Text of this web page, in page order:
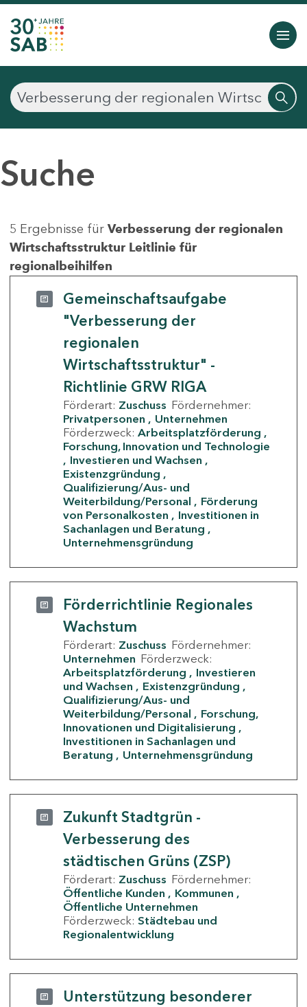
Suche
5 Ergebnisse für Verbesserung der regionalen
Wirtschaftsstruktur Leitlinie für
regionalbeihilfen
Gemeinschaftsaufgabe
"Verbesserung der
regionalen
Wirtschaftsstruktur" -
Richtlinie GRW RIGA
Förderart: Zuschuss Fördernehmer:
Privatpersonen
Unternehmen
Förderzweck: Arbeitsplatzförderung
Forschung, Innovation und Technologie
Investieren und Wachsen
Existenzgründung
Qualifizierung/Aus- und
Weiterbildung/Personal
Förderung
von Personalkosten
Investitionen in
Sachanlagen und Beratung
Unternehmensgründung
Förderrichtlinie Regionales
Wachstum
Förderart: Zuschuss Fördernehmer:
Unternehmen Förderzweck:
Arbeitsplatzförderung
Investieren
und Wachsen
Existenzgründung
Qualifizierung/Aus- und
Weiterbildung/Personal
Forschung,
Innovationen und Digitalisierung
Investitionen in Sachanlagen und
Beratung
Unternehmensgründung
Zukunft Stadtgrün -
Verbesserung des
städtischen Grüns (ZSP)
Förderart: Zuschuss Fördernehmer:
Öffentliche Kunden
Kommunen
Öffentliche Unternehmen
Förderzweck: Städtebau und
Regionalentwicklung
Unterstützung besonderer